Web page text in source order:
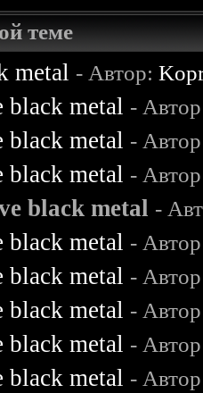
теме
metal - Автор:
black metal -
black metal -
black metal -
black metal -
black metal -
black metal -
black metal -
black metal -
black metal -